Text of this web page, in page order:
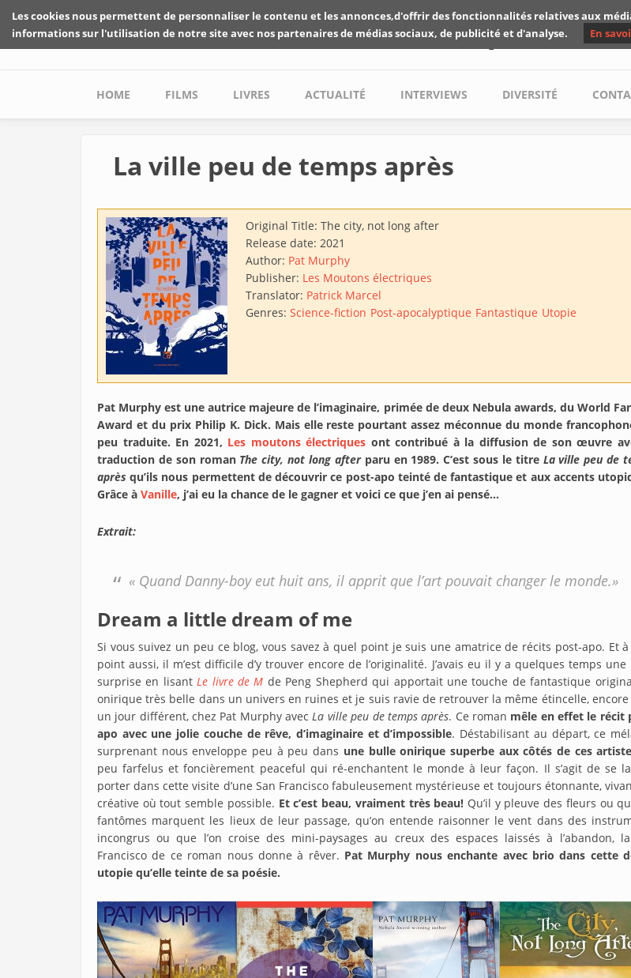
Skip to main content
Les critiques de
Main menu
HOME FILMS LIVRES ACTUALITÉ INTERVIEWS DIVERSITÉ
La ville peu de temps après
Original Title: The city, not long after
Release date: 2021
Author: Pat Murphy
Publisher: Les Moutons électriques
Translator: Patrick Marcel
Genres: Science-fiction Post-apocalyptique Fantastique Utopie
Pat Murphy est une autrice majeure de l’imaginaire, primée de deux Nebula awards, du World
Award et du prix Philip K. Dick. Mais elle reste pourtant assez méconnue du monde
peu traduite. En 2021, Les moutons électriques ont contribué à la diffusion de son œuvre
traduction de son roman The city, not long after paru en 1989. C’est sous le titre La ville peu de
après qu’ils nous permettent de découvrir ce post-apo teinté de fantastique et aux accents
Grâce à Vanille, j’ai eu la chance de le gagner et voici ce que j’en ai pensé…
Extrait:
« Quand Danny-boy eut huit ans, il apprit que l’art pouvait changer le monde.»
Dream a little dream of me
Si vous suivez un peu ce blog, vous savez à quel point je suis une amatrice de récits post-apo. Et
point aussi, il m’est difficile d’y trouver encore de l’originalité. J’avais eu il y a quelques temps une
surprise en lisantLe livre de M de Peng Shepherd qui apportait une touche de fantastique
onirique très belle dans un univers en ruines et je suis ravie de retrouver la même étincelle, encore
un jour différent, chez Pat Murphy avecLa ville peu de temps après. Ce roman mêle en effet le récit
apo avec une jolie couche de rêve, d’imaginaire et d’impossible. Déstabilisant au départ, ce
surprenant nous enveloppe peu à peu dans une bulle onirique superbe aux côtés de ces
peu farfelus et foncièrement peaceful qui ré-enchantent le monde à leur façon. Il s’agit de se
porter dans cette visite d’une San Francisco fabuleusement mystérieuse et toujours étonnante,
créative où tout semble possible. Et c’est beau, vraiment très beau! Qu’il y pleuve des fleurs ou
fantômes marquent les lieux de leur passage, qu’on entende raisonner le vent dans des
incongrus ou que l’on croise des mini-paysages au creux des espaces laissés à l’abandon,
Francisco de ce roman nous donne à rêver. Pat Murphy nous enchante avec brio dans cette
utopie qu’elle teinte de sa poésie.
Les cookies nous permettent de personnaliser le contenu et les annonces,d'offrir des fonctionnalités relatives aux
informations sur l'utilisation de notre site avec nos partenaires de médias sociaux, de publicité et d'analyse.
En